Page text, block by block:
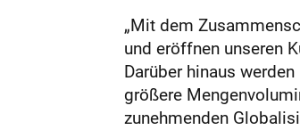
„Mit dem
und eröffnen unseren
Darüber hinaus
größere
zunehmenden